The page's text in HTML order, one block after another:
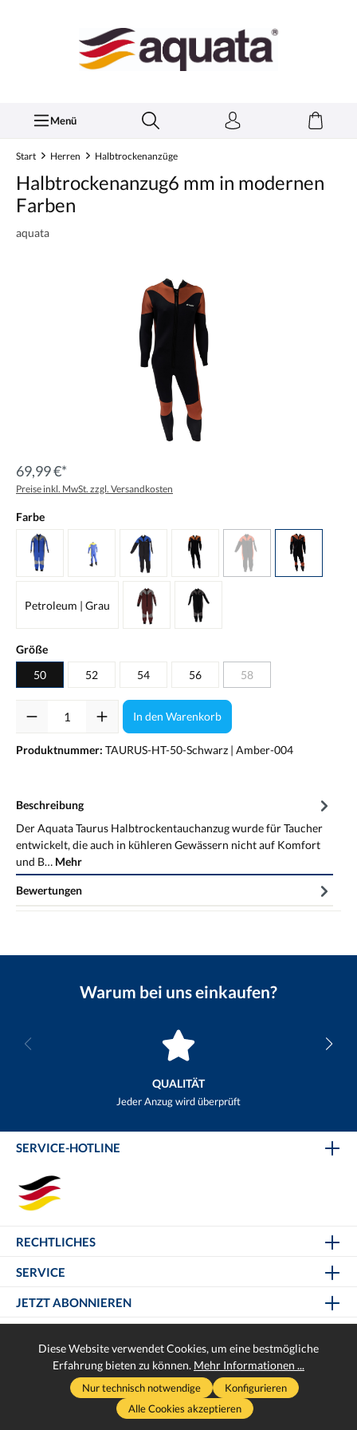
Menü
Start Herren Halbtrockenanzüge
Halbtrockenanzug6 mm in modernen
Farben
aquata
69,99 €*
Preise inkl. MwSt. zzgl. Versandkosten
Farbe
Petroleum | Grau
Größe
50
52 54 56 58
In den Warenkorb
Produktnummer: TAURUS-HT-50-Schwarz | Amber-004
Beschreibung
Der Aquata Taurus Halbtrockentauchanzug wurde für Taucher
entwickelt, die auch in kühleren Gewässern nicht auf Komfort
und B… Mehr
Bewertungen
Warum bei uns einkaufen?
QUALITÄT
Jeder Anzug wird überprüft
SERVICE-HOTLINE
RECHTLICHES
SERVICE
JETZT ABONNIEREN
* Alle Preise inkl. gesetzl. Mehrwertsteuer zzgl.Versandkosten
ggf. Nachnahmegebühren, wenn nicht anders angegeben.
Realisiert mit Helikon
Diese Website verwendet Cookies, um eine bestmögliche
Erfahrung bieten zu können. Mehr Informationen ...
Nur technisch notwendige
Konfigurieren
Alle Cookies akzeptieren